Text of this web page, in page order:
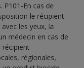
P101-En cas de
le récipient
les yeux, la
médecin en cas de
récipient
régionales,